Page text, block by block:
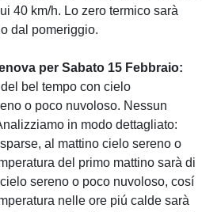
40 km/h. Lo zero termico sarà
dal pomeriggio.
per Sabato 15 Febbraio:
bel tempo con cielo
o poco nuvoloso. Nessun
in modo dettagliato:
al mattino cielo sereno o
del primo mattino sarà di
sereno o poco nuvoloso, cosí
nelle ore piú calde sarà